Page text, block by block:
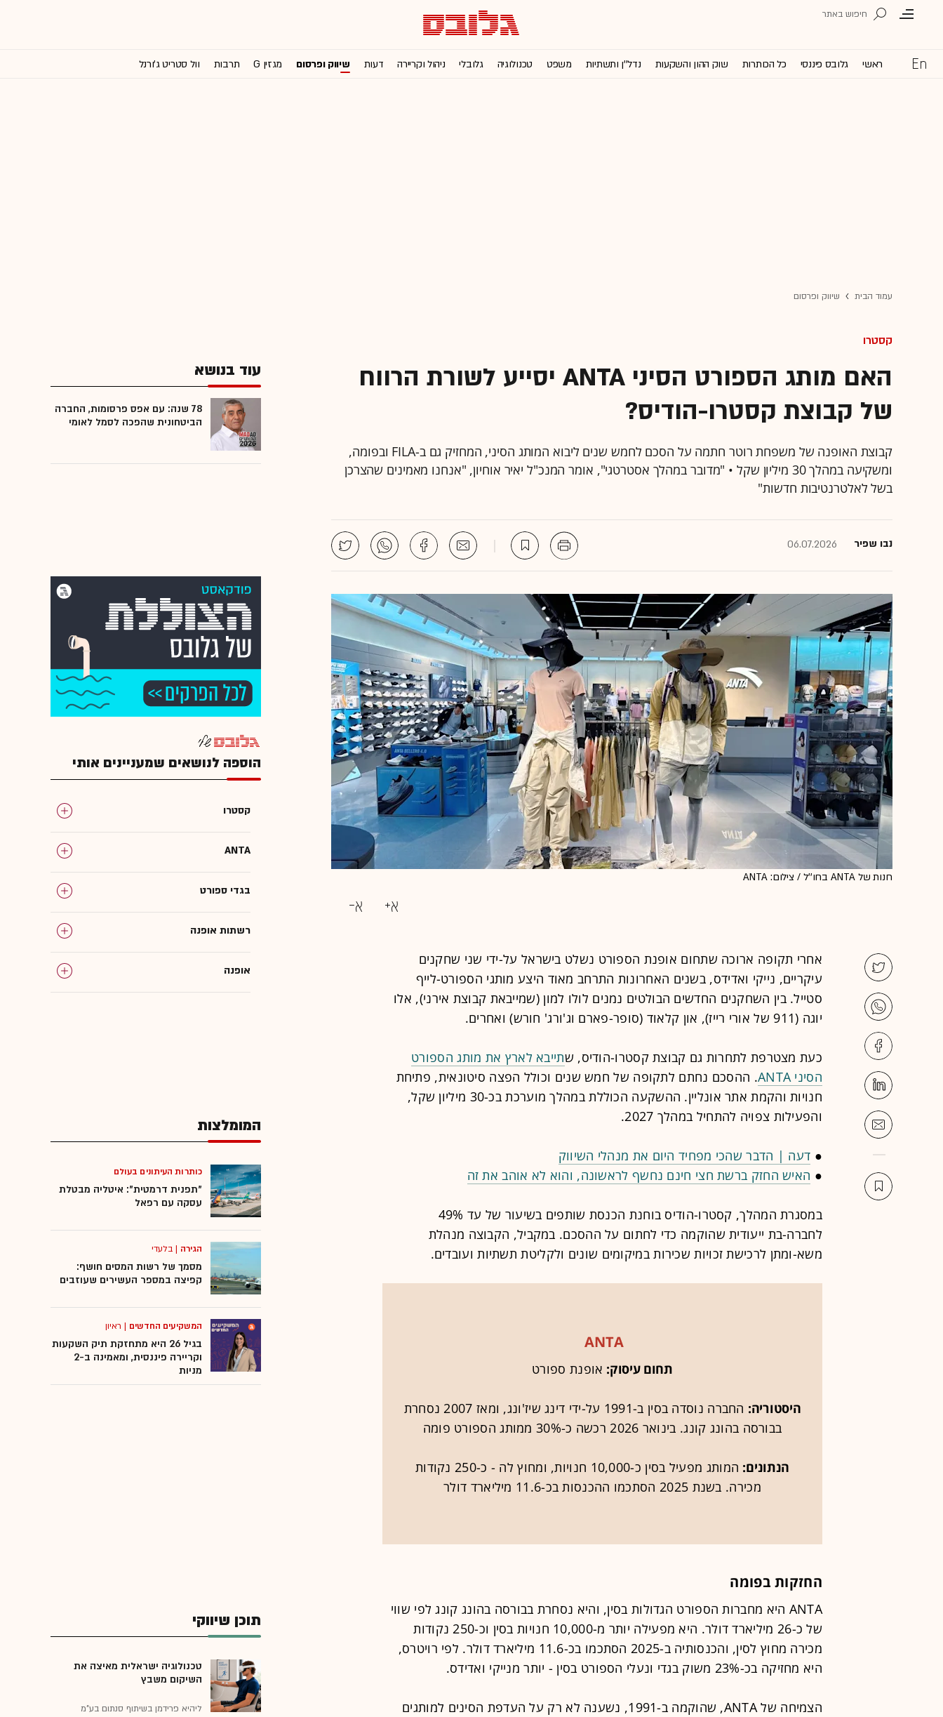
ראשי גלובס פיננסי כל הכותרות שוק ההון והשקעות נדל''ן ותשתיות משפט טכנולוגיה גלובלי ניהול וקריירה דעות שיווק ופרסום מגזין G תרבות וול סטריט ג'ורנל
עמוד הבית שיווק ופרסום
קסטרו
האם מותג הספורט הסיני ANTA יסייע לשורת הרווח
של קבוצת קסטרו-הודיס?
קבוצת האופנה של משפחת רוטר חתמה על הסכם לחמש שנים ליבוא המותג הסיני, המחזיק גם ב-FILA ובפומה,
ומשקיעה במהלך 30 מיליון שקל • "מדובר במהלך אסטרטגי", אומר המנכ"ל יאיר אוחיון, "אנחנו מאמינים שהצרכן
בשל לאלטרנטיבות חדשות"
נבו שפיר 06.07.2026
חנות של ANTA בחו''ל / צילום: ANTA
אחרי תקופה ארוכה שתחום אופנת הספורט נשלט בישראל על-ידי שני שחקנים
עיקריים, נייקי ואדידס, בשנים האחרונות התרחב מאוד היצע מותגי הספורט-לייף
סטייל. בין השחקנים החדשים הבולטים נמנים לולו למון (שמייבאת קבוצת אירני), אלו
יוגה (911 של אורי רייז), און קלאוד (סופר-פארם וג'ורג' חורש) ואחרים.
כעת מצטרפת לתחרות גם קבוצת קסטרו-הודיס, שתייבא לארץ את מותג הספורט
הסיני ANTA
. ההסכם נחתם לתקופה של חמש שנים וכולל הפצה סיטונאית, פתיחת
חנויות והקמת אתר אונליין. ההשקעה הכוללת במהלך מוערכת בכ-30 מיליון שקל,
והפעילות צפויה להתחיל במהלך 2027.
● דעה | הדבר שהכי מפחיד היום את מנהלי השיווק
● האיש החזק ברשת חצי חינם נחשף לראשונה, והוא לא אוהב את זה
במסגרת המהלך, קסטרו-הודיס בוחנת הכנסת שותפים בשיעור של עד 49%
לחברה-בת ייעודית שהוקמה כדי לחתום על ההסכם. במקביל, הקבוצה מנהלת
משא-ומתן לרכישת זכויות שכירות במיקומים שונים ולקליטת תשתיות ועובדים.
ANTA
תחום עיסוק: אופנת ספורט
היסטוריה:
החברה נוסדה בסין ב-1991 על-ידי דינג שיז'ונג, ומאז 2007 נסחרת
בבורסה בהונג קונג. בינואר 2026 רכשה כ-30% ממותג הספורט פומה
הנתונים:
המותג מפעיל בסין כ-10,000 חנויות, ומחוץ לה - כ-250 נקודות
מכירה. בשנת 2025 הסתכמו ההכנסות בכ-11.6 מיליארד דולר
החזקות בפומה
ANTA היא מחברות הספורט הגדולות בסין, והיא נסחרת בבורסה בהונג קונג לפי שווי
של כ-26 מיליארד דולר. היא מפעילה יותר מ-10,000 חנויות בסין וכ-250 נקודות
מכירה מחוץ לסין, והכנסותיה ב-2025 הסתכמו בכ-11.6 מיליארד דולר. לפי רויטרס,
היא מחזיקה בכ-23% משוק בגדי ונעלי הספורט בסין - יותר מנייקי ואדידס.
הצמיחה של ANTA, שהוקמה ב-1991, נשענה לא רק על העדפת הסינים למותגים
עוד בנושא
78 שנה: עם אפס פרסומות, החברה
הביטחונית שהפכה לסמל לאומי
הוספה לנושאים שמעניינים אותי
קסטרו
ANTA
בגדי ספורט
רשתות אופנה
אופנה
המומלצות
כותרות העיתונים בעולם
"תפנית דרמטית": איטליה מבטלת
עסקה עם רפאל
הגירה |בלעדי
מסמך של רשות המסים חושף:
קפיצה במספר העשירים שעוזבים
המשקיעים החדשים | ראיון
בגיל 26 היא מתחזקת תיק השקעות
וקריירה פיננסית, ומאמינה ב-2
מניות
תוכן שיווקי
טכנולוגיה ישראלית מאיצה את
השיקום משבץ
ליהיא פרידמן בשיתוף סנתום בע"מ